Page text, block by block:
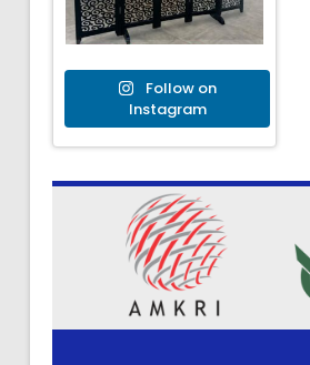
Follow on
Instagram